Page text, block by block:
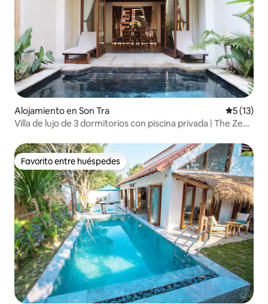
Alojamiento en Son Tra
5 (13)
Villa de lujo de 3 dormitorios con piscina privada | The Zen
Favorito entre huéspedes
Favorito entre huéspedes